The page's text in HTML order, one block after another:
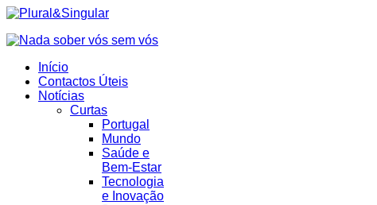
Início
Contactos Úteis
Notícias
Curtas
Portugal
Mundo
Saúde e
Bem-Estar
Tecnologia
e Inovação